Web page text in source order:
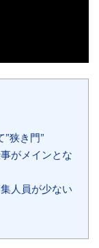
狭き門”
がメインとな
人員が少ない